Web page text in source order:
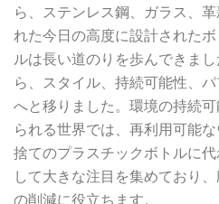
ら、ステンレス鋼、ガラス、
れた今日の高度に設計された
ルは長い道のりを歩んできま
ら、スタイル、持続可能性、
へと移りました。環境の持続
られる世界では、再利用可能
捨てのプラスチックボトルに
して大きな注目を集めており
の削減に役立ちます。